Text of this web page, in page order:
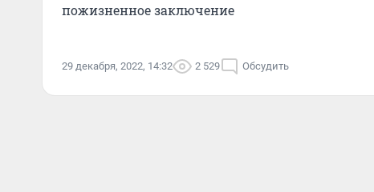
пожизненное заключение
29 декабря, 2022, 14:32 2 529 Обсудить